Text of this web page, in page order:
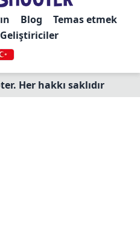
Blog Temas etmek
Geliştiriciler
Her hakkı saklıdır